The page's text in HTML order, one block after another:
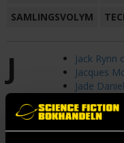
SAMLINGSVOLYM
J
Jack Rynn
Jacques
Jade
Jane Hawk